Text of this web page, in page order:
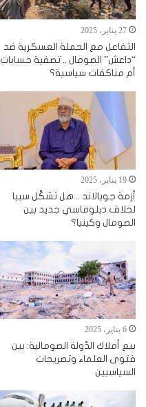
27 يناير، 2025
التفاعل مع الحملة العسكرية ضد
“داعش” الصومال .. تصفية حسابات
أم مناكفات سياسية؟
19 يناير، 2025
أزمة جوبالاند .. هل تشكّل سببا
لخلاف دبلوماسي جديد بين
الصومال وكينيا؟
6 يناير، 2025
بيع أملاك الدّولة الصومالية: بين
فتوى العلماء وتصريحات
السياسيين